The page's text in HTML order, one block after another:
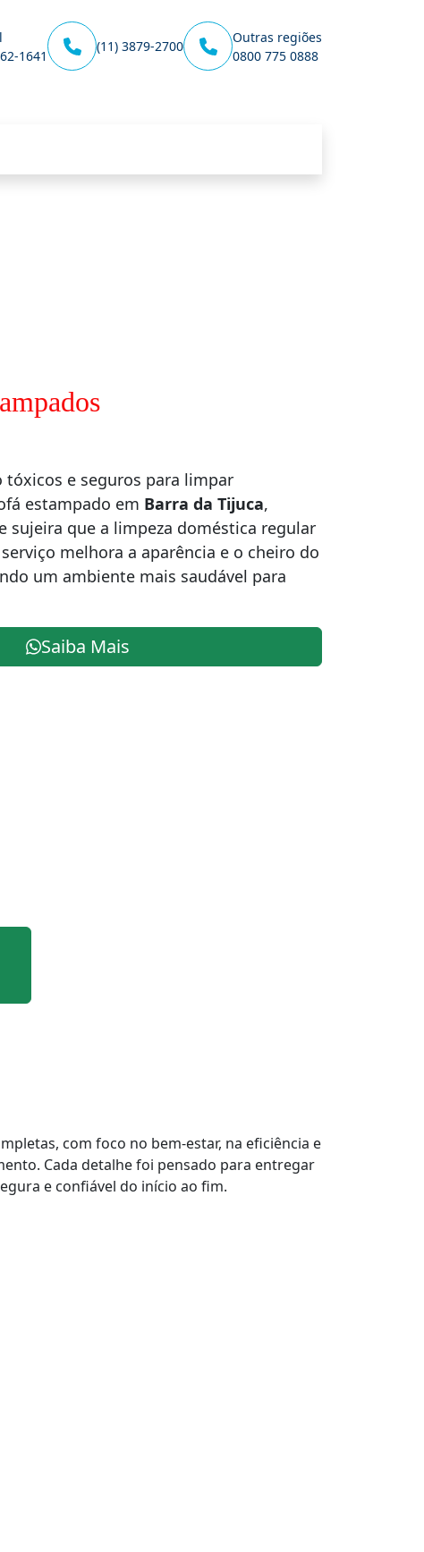
1641
(11) 3879-2700
Outras regiões
0800 775 0888
tóxicos e seguros para limpar
estampado em Barra da Tijuca,
sujeira que a limpeza doméstica regular
melhora a aparência e o cheiro do
um ambiente mais saudável para
Saiba Mais
com foco no bem-estar, na eficiência e
Cada detalhe foi pensado para entregar
e confiável do início ao fim.